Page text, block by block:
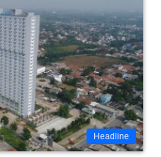
Headline